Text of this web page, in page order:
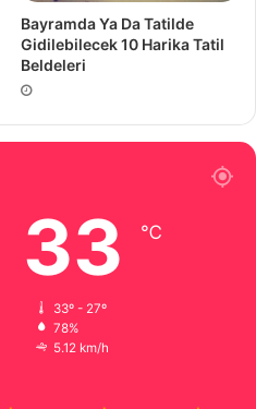
Bayramda Ya Da Tatilde
Gidilebilecek 10 Harika Tatil
Beldeleri
33 ℃
33º - 27º
78%
5.12 km/h